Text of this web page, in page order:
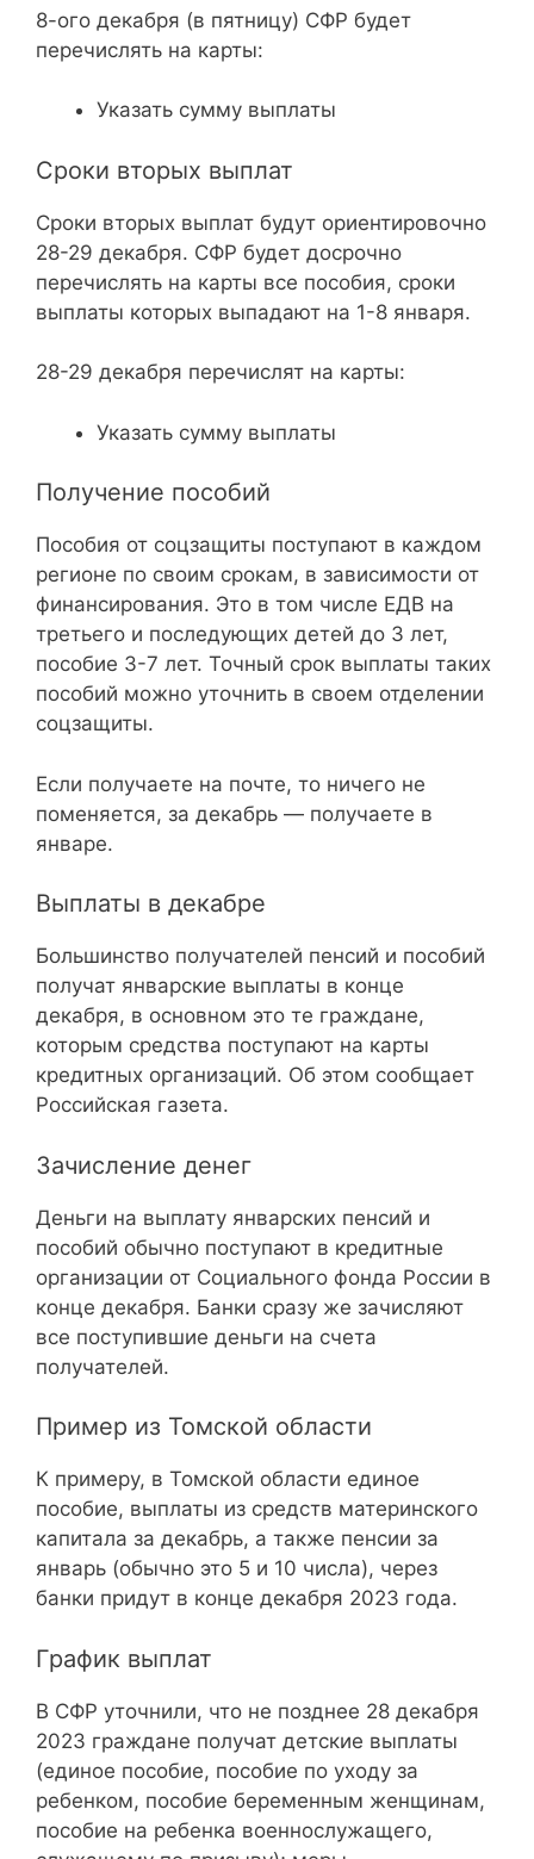
8-ого декабря (в пятницу) СФР будет
перечислять на карты:
Указать сумму выплаты
Сроки вторых выплат
Сроки вторых выплат будут ориентировочно
28-29 декабря. СФР будет досрочно
перечислять на карты все пособия, сроки
выплаты которых выпадают на 1-8 января.
28-29 декабря перечислят на карты:
Указать сумму выплаты
Получение пособий
Пособия от соцзащиты поступают в каждом
регионе по своим срокам, в зависимости от
финансирования. Это в том числе ЕДВ на
третьего и последующих детей до 3 лет,
пособие 3-7 лет. Точный срок выплаты таких
пособий можно уточнить в своем отделении
соцзащиты.
Если получаете на почте, то ничего не
поменяется, за декабрь — получаете в
январе.
Выплаты в декабре
Большинство получателей пенсий и пособий
получат январские выплаты в конце
декабря, в основном это те граждане,
которым средства поступают на карты
кредитных организаций. Об этом сообщает
Российская газета.
Зачисление денег
Деньги на выплату январских пенсий и
пособий обычно поступают в кредитные
организации от Социального фонда России в
конце декабря. Банки сразу же зачисляют
все поступившие деньги на счета
получателей.
Пример из Томской области
К примеру, в Томской области единое
пособие, выплаты из средств материнского
капитала за декабрь, а также пенсии за
январь (обычно это 5 и 10 числа), через
банки придут в конце декабря 2023 года.
График выплат
В СФР уточнили, что не позднее 28 декабря
2023 граждане получат детские выплаты
(единое пособие, пособие по уходу за
ребенком, пособие беременным женщинам,
пособие на ребенка военнослужащего,